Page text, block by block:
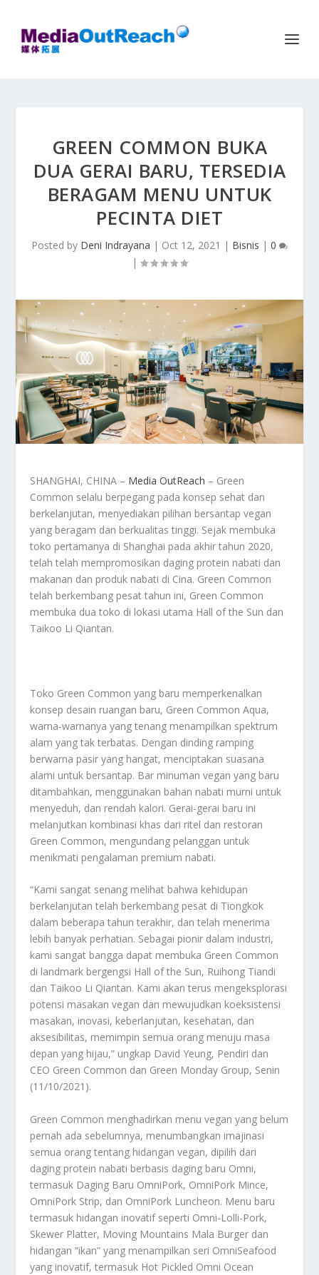
GREEN COMMON BUKA
DUA GERAI BARU, TERSEDIA
BERAGAM MENU UNTUK
PECINTA DIET
Posted by Deni Indrayana | Oct 12, 2021 | Bisnis | 0
|
SHANGHAI, CHINA – Media OutReach – Green
Common selalu berpegang pada konsep sehat dan
berkelanjutan, menyediakan pilihan bersantap vegan
yang beragam dan berkualitas tinggi. Sejak membuka
toko pertamanya di Shanghai pada akhir tahun 2020,
telah telah mempromosikan daging protein nabati dan
makanan dan produk nabati di Cina. Green Common
telah berkembang pesat tahun ini, Green Common
membuka dua toko di lokasi utama Hall of the Sun dan
Taikoo Li Qiantan.
Toko Green Common yang baru memperkenalkan
konsep desain ruangan baru, Green Common Aqua,
warna-warnanya yang tenang menampilkan spektrum
alam yang tak terbatas. Dengan dinding ramping
berwarna pasir yang hangat, menciptakan suasana
alami untuk bersantap. Bar minuman vegan yang baru
ditambahkan, menggunakan bahan nabati murni untuk
menyeduh, dan rendah kalori. Gerai-gerai baru ini
melanjutkan kombinasi khas dari ritel dan restoran
Green Common, mengundang pelanggan untuk
menikmati pengalaman premium nabati.
“Kami sangat senang melihat bahwa kehidupan
berkelanjutan telah berkembang pesat di Tiongkok
dalam beberapa tahun terakhir, dan telah menerima
lebih banyak perhatian. Sebagai pionir dalam industri,
kami sangat bangga dapat membuka Green Common
di landmark bergengsi Hall of the Sun, Ruihong Tiandi
dan Taikoo Li Qiantan. Kami akan terus mengeksplorasi
potensi masakan vegan dan mewujudkan koeksistensi
masakan, inovasi, keberlanjutan, kesehatan, dan
aksesibilitas, memimpin semua orang menuju masa
depan yang hijau,” ungkap David Yeung, Pendiri dan
CEO Green Common dan Green Monday Group, Senin
(11/10/2021).
Green Common menghadirkan menu vegan yang belum
pernah ada sebelumnya, menumbangkan imajinasi
semua orang tentang hidangan vegan, dipilih dari
daging protein nabati berbasis daging baru Omni,
termasuk Daging Baru OmniPork, OmniPork Mince,
OmniPork Strip, dan OmniPork Luncheon. Menu baru
termasuk hidangan inovatif seperti Omni-Lolli-Pork,
Skewer Platter, Moving Mountains Mala Burger dan
hidangan “ikan” yang menampilkan seri OmniSeafood
yang inovatif, termasuk Hot Pickled Omni Ocean